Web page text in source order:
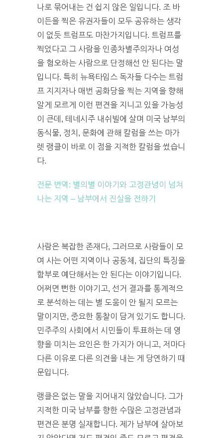
나로 묶어내는 건 쉽지 않은 일입니다. 조 바
이든을 찍은 유권자들이 모두 공유하는 생각
이 없듯 트럼프도 마찬가지입니다. 트럼프를
찍었다고 그 사람을 인종차별주의자나 여성
을 혐오하는 사람으로 단정해선 안 된다는 말
입니다. 특히 뉴욕타임스 독자들 다수는 트럼
프 지지자나 매번 공화당을 찍는 지역을 향해
알게 모르게 이런 편견을 지니고 있을 가능성
이 큰데, 테네시주 내쉬빌에 살며 미국 남부의
동식물, 정치, 문화에 관해 칼럼을 쓰는 마가
렛 랭클이 바로 이 점을 지적한 칼럼을 썼습니
다.
전문 번역: 별의별 이야기와 고정관념이 넘쳐
나는 지역 – 남부에서 진실을 전하기
사람은 복잡한 존재다, 그러므로 사람들이 모
여 사는 어떤 지역이나 공동체, 집단의 특징을
함부로 예단해서는 안 된다는 이야기입니다.
어쩌면 뻔한 이야기고, 선거 결과를 통계적으
로 분석하는 데는 별 도움이 안 될지 모르는
말이지만, 중요한 통찰이 담겨 있기도 합니다.
민주주의 사회에서 시민들이 투표하는 데 영
향을 미치는 요인은 한 가지가 아니고, 저마다
다른 이유로 다른 의견을 내는 게 당연하기 때
문입니다.
랭클은 없는 말을 지어내지 않았습니다. 그가
지적한 미국 남부를 향한 수많은 고정관념과
편견은 분명 실재합니다. 제가 남부에 살아보